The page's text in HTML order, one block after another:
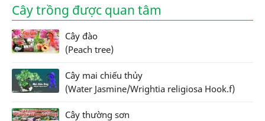
Cây trồng được quan tâm
Cây đào
(Peach tree)
Cây mai chiếu thủy
(Water Jasmine/Wrightia religiosa Hook.f)
Cây thường sơn